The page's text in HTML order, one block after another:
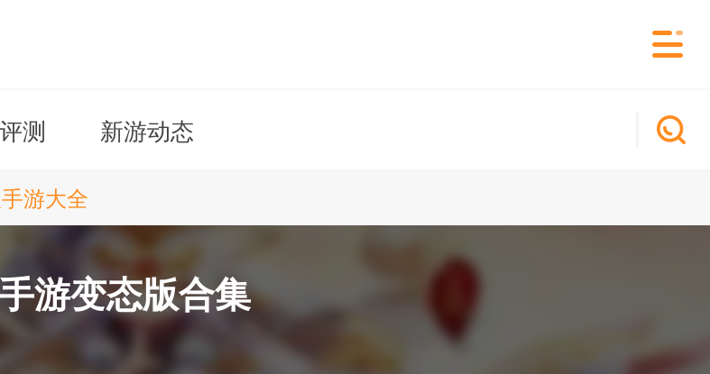
评测 新游动态
游大全
游变态版合集